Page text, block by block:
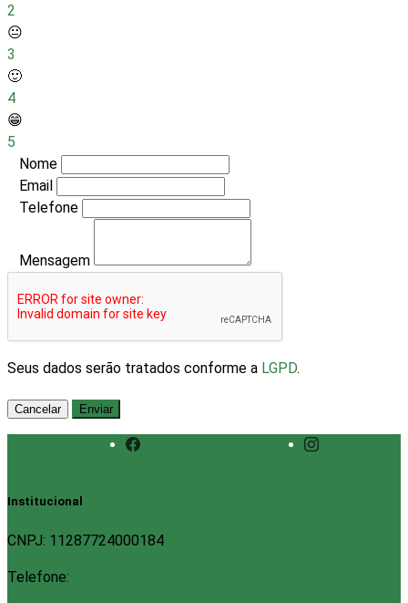
2
😐
3
🙂
4
😁
5
Nome
Email
Telefone
Mensagem
Seus dados serão tratados conforme a LGPD.
Cancelar Enviar
Institucional
CNPJ: 11287724000184
Telefone: